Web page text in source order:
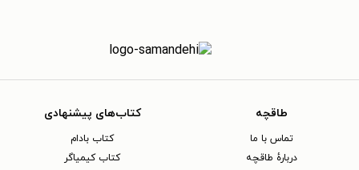
طاقچه
تماس با ما
دربارهٔ طاقچه
کتاب‌های پیشنهادی
کتاب بادام
کتاب کیمیاگر